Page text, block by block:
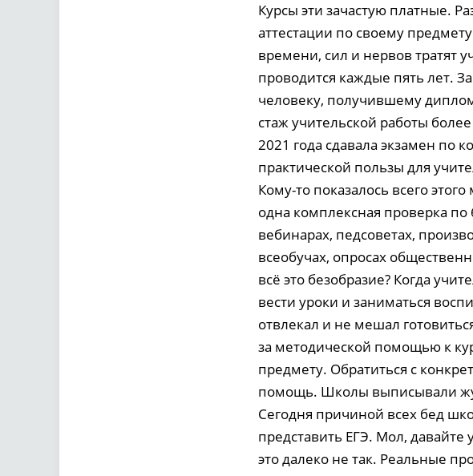
Курсы эти зачастую платные.
аттестации по своему
времени, сил и нервов тратят
проводится каждые пять лет.
человеку, получившему
стаж учительской работы
2021 года сдавала экзамен по
практической пользы для
Кому-то показалось всего
одна комплексная проверка
вебинарах, педсоветах,
всеобучах, опросах
всё это безобразие? Когда
вести уроки и заниматься
отвлекал и не мешал
за методической помощью к
предмету. Обратиться с
помощь. Школы выписывали
Сегодня причиной всех бед
представить ЕГЭ. Мол, давайте
это далеко не так. Реальные